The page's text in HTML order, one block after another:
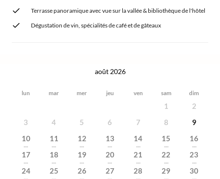
Terrasse panoramique avec vue sur la vallée & bibliothèque de l'hôtel
Dégustation de vin, spécialités de café et de gâteaux
août 2026
lun mar mer jeu ven sam dim
1
2
3
4 5 6 7 8
9
10
---
11
---
12
---
13
---
14
---
15
---
16
---
17
---
18
---
19
---
20
---
21
---
22
---
23
---
24 25 26 27 28 29 30